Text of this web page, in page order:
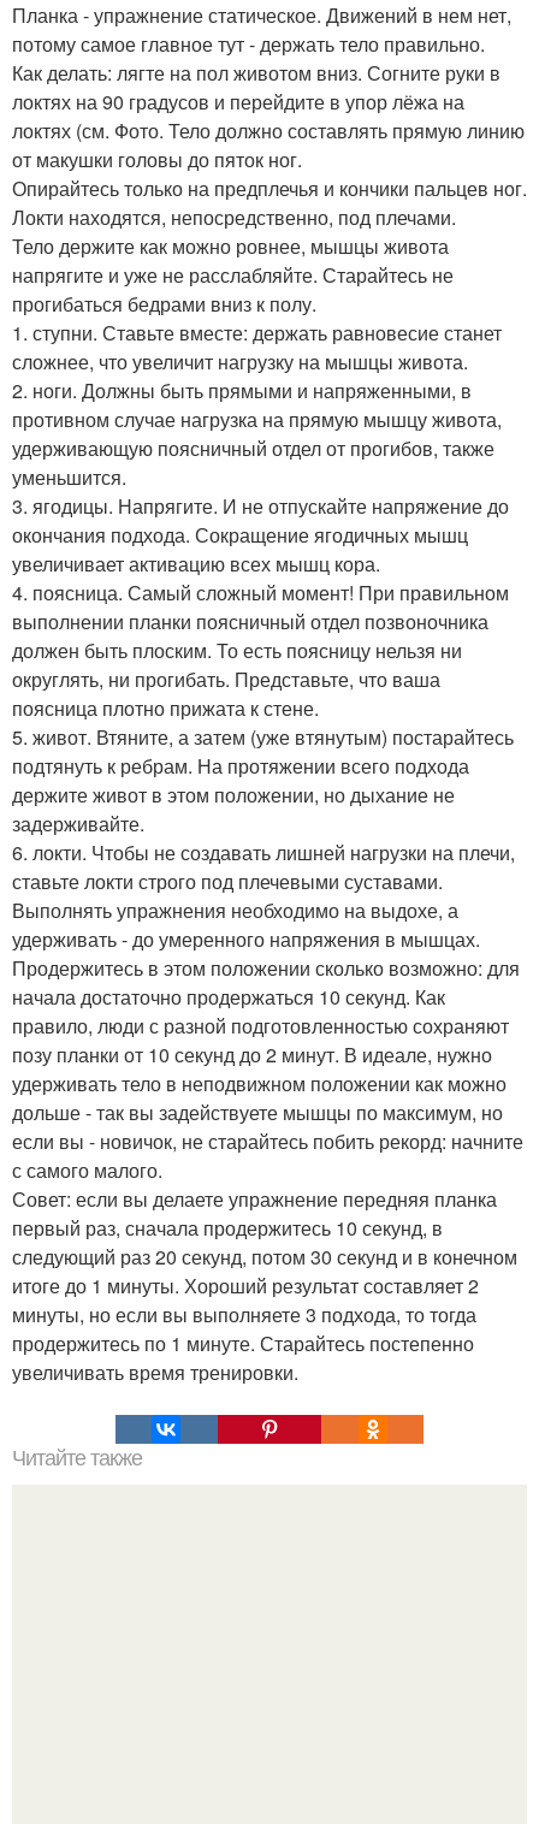
Планка - упражнение статическое. Движений в нем нет,
потому самое главное тут - держать тело правильно.
Как делать: лягте на пол животом вниз. Согните руки в
локтях на 90 градусов и перейдите в упор лёжа на
локтях (см. Фото. Тело должно составлять прямую линию
от макушки головы до пяток ног.
Опирайтесь только на предплечья и кончики пальцев ног.
Локти находятся, непосредственно, под плечами.
Тело держите как можно ровнее, мышцы живота
напрягите и уже не расслабляйте. Старайтесь не
прогибаться бедрами вниз к полу.
1. ступни. Ставьте вместе: держать равновесие станет
сложнее, что увеличит нагрузку на мышцы живота.
2. ноги. Должны быть прямыми и напряженными, в
противном случае нагрузка на прямую мышцу живота,
удерживающую поясничный отдел от прогибов, также
уменьшится.
3. ягодицы. Напрягите. И не отпускайте напряжение до
окончания подхода. Сокращение ягодичных мышц
увеличивает активацию всех мышц кора.
4. поясница. Самый сложный момент! При правильном
выполнении планки поясничный отдел позвоночника
должен быть плоским. То есть поясницу нельзя ни
округлять, ни прогибать. Представьте, что ваша
поясница плотно прижата к стене.
5. живот. Втяните, а затем (уже втянутым) постарайтесь
подтянуть к ребрам. На протяжении всего подхода
держите живот в этом положении, но дыхание не
задерживайте.
6. локти. Чтобы не создавать лишней нагрузки на плечи,
ставьте локти строго под плечевыми суставами.
Выполнять упражнения необходимо на выдохе, а
удерживать - до умеренного напряжения в мышцах.
Продержитесь в этом положении сколько возможно: для
начала достаточно продержаться 10 секунд. Как
правило, люди с разной подготовленностью сохраняют
позу планки от 10 секунд до 2 минут. В идеале, нужно
удерживать тело в неподвижном положении как можно
дольше - так вы задействуете мышцы по максимум, но
если вы - новичок, не старайтесь побить рекорд: начните
с самого малого.
Совет: если вы делаете упражнение передняя планка
первый раз, сначала продержитесь 10 секунд, в
следующий раз 20 секунд, потом 30 секунд и в конечном
итоге до 1 минуты. Хороший результат составляет 2
минуты, но если вы выполняете 3 подхода, то тогда
продержитесь по 1 минуте. Старайтесь постепенно
увеличивать время тренировки.
Читайте также